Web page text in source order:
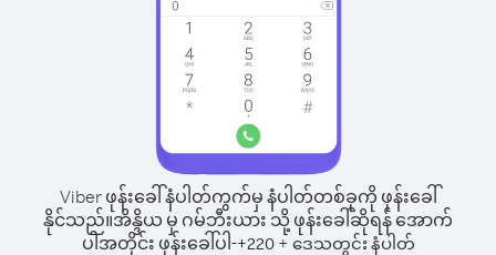
Viber ဖုန်းခေါ်နံပါတ်ကွက်မှ နံပါတ်တစ်ခုကို ဖုန်းခေါ်
နိုင်သည်။အိန္ဒိယ မှ ဂမ်ဘီးယား သို့ ဖုန်းခေါ်ဆိုရန် အောက်
ပါအတိုင်း ဖုန်းခေါ်ပါ-+220+ ဒေသတွင်း နံပါတ်